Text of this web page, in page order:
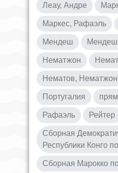
Леау, Андре
Маркес, Рафаэль
Мендеш
Нематжон
Нематов, Нематжон
Португалия
Рафаэль Рейтер
Сборная
Республики Конго
Сборная Марокко